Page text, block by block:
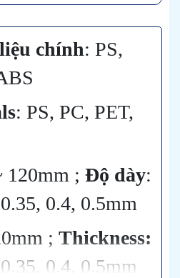
chính: PS,
: PS, PC, PET,
120mm ; Độ dày:
0.4, 0.5mm
; Thickness:
0.4, 0.5mm